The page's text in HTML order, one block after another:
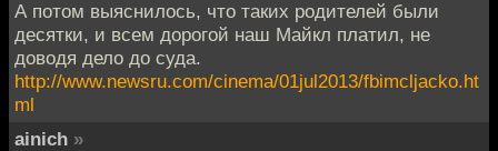
А потом выяснилось, что таких родителей были
десятки, и всем дорогой наш Майкл платил, не
доводя дело до суда.
http://www.newsru.com/cinema/01jul2013/fbimcljacko.ht
ml
ainich »